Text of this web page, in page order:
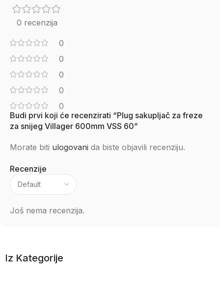
0 recenzija
0
0
0
0
0
Recenzije
Još nema recenzija.
Budi prvi koji će recenzirati “Plug sakupljač za freze
za snijeg Villager 600mm VSS 60”
Morate biti ulogovani da biste objavili recenziju.
Iz Kategorije